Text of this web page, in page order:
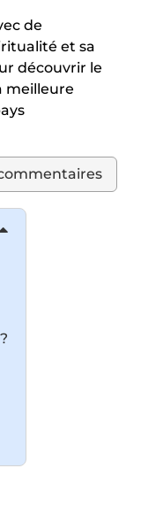
de
et sa
découvrir le
meilleure